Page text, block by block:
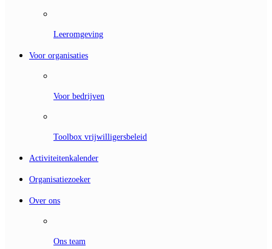
Leeromgeving
Voor organisaties
Voor bedrijven
Toolbox vrijwilligersbeleid
Activiteitenkalender
Organisatiezoeker
Over ons
Ons team